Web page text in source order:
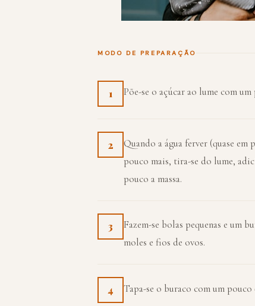
MODO DE PREPARAÇÃO
1 Põe-se o açúcar ao lume com um
2
Quando a água ferver (quase
pouco mais, tira-se do lume,
pouco a massa.
3
Fazem-se bolas pequenas e um
moles e fios de ovos.
4 Tapa-se o buraco com um pouco